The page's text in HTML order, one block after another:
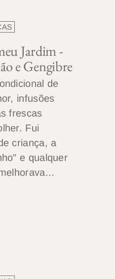
Jardim -
e Gengibre
de
infusões
frescas
Fui
criança, a
e qualquer